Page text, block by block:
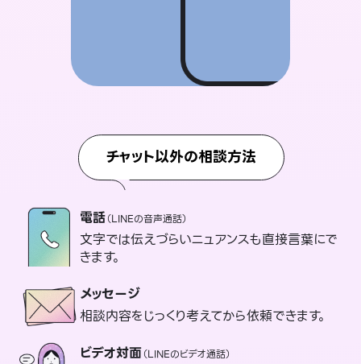
チャット以外の相談方法
電話（LINEの音声通話）
文字では伝えづらいニュアンスも直接言葉にで
きます。
メッセージ
相談内容をじっくり考えてから依頼できます。
ビデオ対面（LINEのビデオ通話）